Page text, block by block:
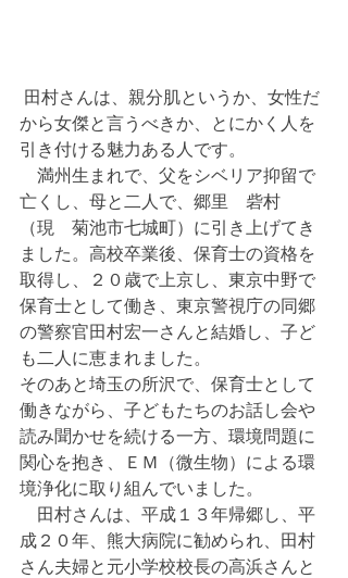
から女傑と言うべきか、とにかく人を
引き付ける魅力ある人です。
満州生まれで、父をシベリア抑留で
亡くし、母と二人で、郷里　砦村
（現　菊池市七城町）に引き上げてき
ました。高校卒業後、保育士の資格を
取得し、２０歳で上京し、東京中野で
保育士として働き、東京警視庁の同郷
の警察官田村宏一さんと結婚し、子ど
も二人に恵まれました。
そのあと埼玉の所沢で、保育士として
働きながら、子どもたちのお話し会や
読み聞かせを続ける一方、環境問題に
関心を抱き、ＥＭ（微生物）による環
境浄化に取り組んでいました。
田村さんは、平成１３年帰郷し、 平
成２０年、熊大病院に勧められ、田村
さん夫婦と元小学校校長の高浜さんと